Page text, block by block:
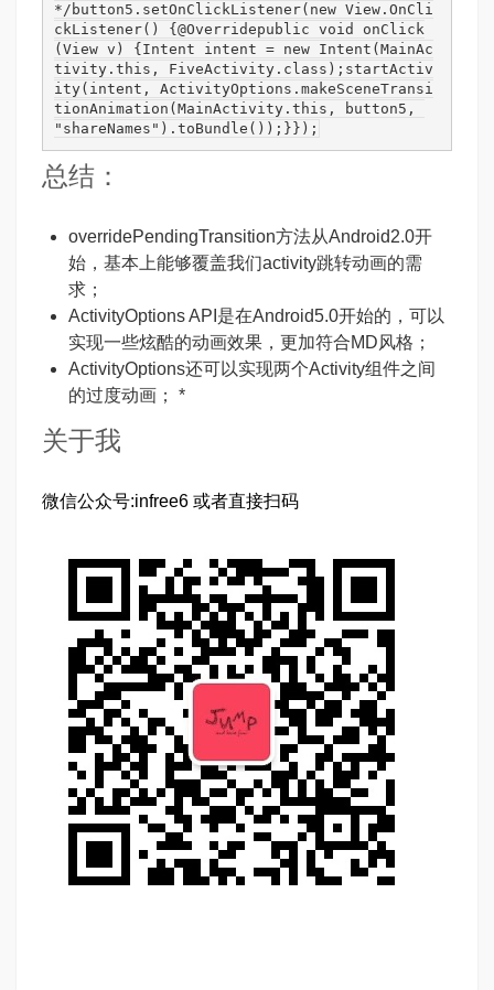
*/button5.setOnClickListener(new View.OnCli
ckListener() {@Overridepublic void onClick
(View v) {Intent intent = new Intent(MainAc
tivity.this, FiveActivity.class);startActiv
ity(intent, ActivityOptions.makeSceneTransi
tionAnimation(MainActivity.this, button5,
"shareNames").toBundle());}});
总结：
overridePendingTransition方法从Android2.0开
始，基本上能够覆盖我们activity跳转动画的需
求；
ActivityOptions API是在Android5.0开始的，可以
实现一些炫酷的动画效果，更加符合MD风格；
ActivityOptions还可以实现两个Activity组件之间
的过度动画； *
关于我
微信公众号:infree6 或者直接扫码